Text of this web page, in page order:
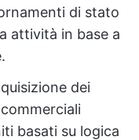
di stato
attività in base a
dei
basati su logica